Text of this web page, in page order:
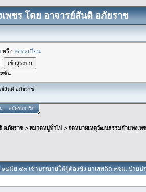
พชร โดย อาจารย์สันติ อภัยราช
หรือ ลงทะเบียน
สชั่น
ย์สันติ อภัยราช
สมัครสมาชิก
อภัยราช> หมวดหมู่ทั่วไป > จดหมายเหตุวัฒนธรรมกำแพงเพ
๑๔มิย.๕๓ เช้าบรรยายให้ผู้ต้องขัง ยาเสพติด ๓ชม. บ่าย